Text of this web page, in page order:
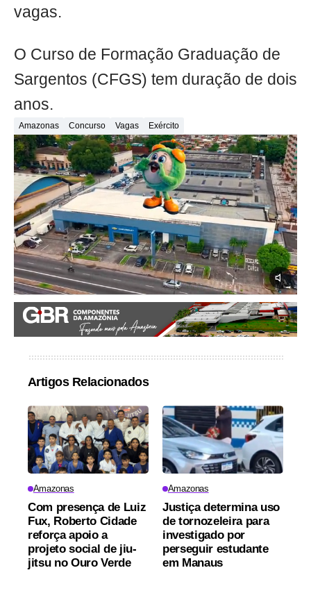
vagas.
O Curso de Formação Graduação de
Sargentos (CFGS) tem duração de dois
anos.
Amazonas Concurso Vagas Exército
Artigos Relacionados
Amazonas
Com presença de Luiz
Fux, Roberto Cidade
reforça apoio a
projeto social de jiu-
jitsu no Ouro Verde
Amazonas
Justiça determina uso
de tornozeleira para
investigado por
perseguir estudante
em Manaus